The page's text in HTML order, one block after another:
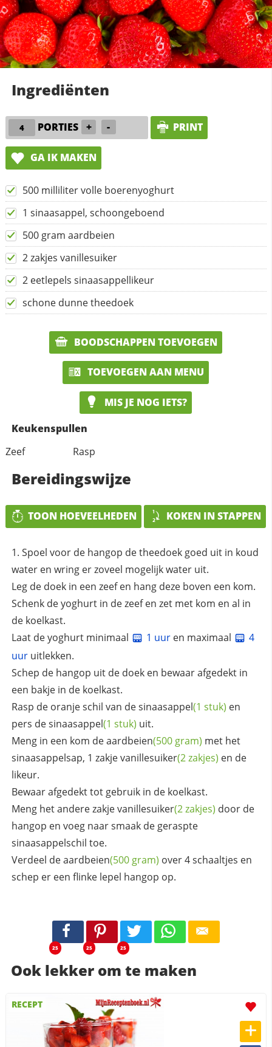
Ingrediënten
PORTIES + - PRINT
GA IK MAKEN
500 milliliter volle boerenyoghurt
1 sinaasappel, schoongeboend
500 gram aardbeien
2 zakjes vanillesuiker
2 eetlepels sinaasappellikeur
schone dunne theedoek
BOODSCHAPPEN TOEVOEGEN
TOEVOEGEN AAN MENU
MIS JE NOG IETS?
Keukenspullen
Zeef
Rasp
Bereidingswijze
TOON HOEVEELHEDEN KOKEN IN STAPPEN
Spoel voor de hangop de theedoek goed uit in koud
water en wring er zoveel mogelijk water uit.
Leg de doek in een zeef en hang deze boven een kom.
Schenk de yoghurt in de zeef en zet met kom en al in
de koelkast.
Laat de yoghurt minimaal
1 uuren maximaal
4
uuruitlekken.
Schep de hangop uit de doek en bewaar afgedekt in
een bakje in de koelkast.
Rasp de oranje schil van desinaasappel(1 stuk) en
pers desinaasappel(1 stuk) uit.
Meng in een kom deaardbeien(500 gram) met het
sinaasappelsap, 1 zakjevanillesuiker(2 zakjes) en de
likeur.
Bewaar afgedekt tot gebruik in de koelkast.
Meng het andere zakjevanillesuiker(2 zakjes) door de
hangop en voeg naar smaak de geraspte
sinaasappelschil toe.
Verdeel deaardbeien(500 gram) over 4 schaaltjes en
schep er een flinke lepel hangop op.
25 25 25
Ook lekker om te maken
RECEPT